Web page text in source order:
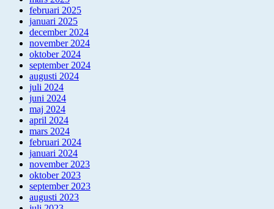
februari 2025
januari 2025
december 2024
november 2024
oktober 2024
september 2024
augusti 2024
juli 2024
juni 2024
maj 2024
april 2024
mars 2024
februari 2024
januari 2024
november 2023
oktober 2023
september 2023
augusti 2023